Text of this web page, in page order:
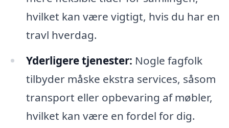
hvilket kan være vigtigt, hvis du har en
travl hverdag.
Yderligere tjenester: Nogle fagfolk
tilbyder måske ekstra services, såsom
transport eller opbevaring af møbler,
hvilket kan være en fordel for dig.